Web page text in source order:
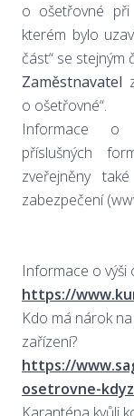
o ošetřovné
kterém bylo
část“ se stejným
Zaměstnavatel
o ošetřovné“.
Informace o
příslušných
zveřejněny
zabezpečení
Informace o výši
https://
Kdo má nárok
zařízení?
https://
osetrovne-